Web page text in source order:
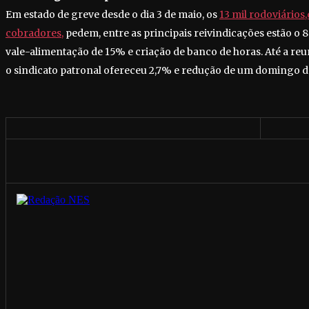
Em estado de greve desde o dia 3 de maio, os 13 mil
cobradores, pedem, entre as principais reivindicações estão o
vale-alimentação de 15% e criação de banco de horas. Até a
o sindicato patronal ofereceu 2,7% e redução de um domingo